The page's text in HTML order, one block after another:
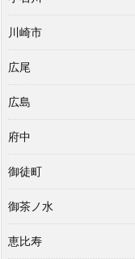
川崎市
広尾
広島
府中
御徒町
御茶ノ水
恵比寿